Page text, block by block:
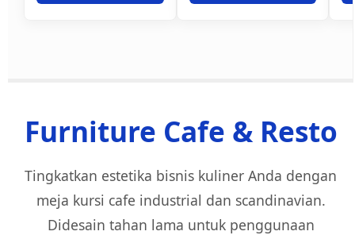
Furniture Cafe & Resto
Tingkatkan estetika bisnis kuliner Anda dengan
meja kursi cafe industrial dan scandinavian.
Didesain tahan lama untuk penggunaan